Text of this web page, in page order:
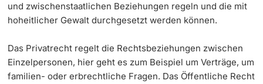
AI in learning and teaching
Language Center
und zwischenstaatlichen Beziehungen regeln und die mit
hoheitlicher Gewalt durchgesetzt werden können.
Das Privatrecht regelt die Rechtsbeziehungen zwischen
Einzelpersonen, hier geht es zum Beispiel um Verträge, um
familien- oder erbrechtliche Fragen. Das Öffentliche Recht